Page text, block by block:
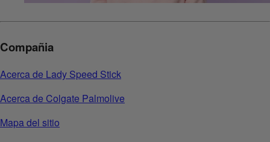
Compañia
Acerca de Lady Speed Stick
Acerca de Colgate Palmolive
Mapa del sitio